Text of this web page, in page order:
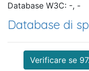
Database W3C: -, -
Database di
Verificare se